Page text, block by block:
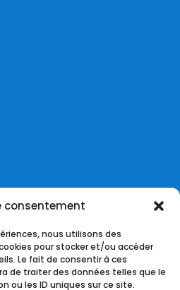
consentement
nous utilisons des
pour stocker et/ou accéder
Le fait de consentir à ces
de traiter des données telles que le
ou les ID uniques sur ce site.